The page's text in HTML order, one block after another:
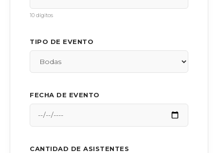
10 dígitos
TIPO DE EVENTO
FECHA DE EVENTO
CANTIDAD DE ASISTENTES